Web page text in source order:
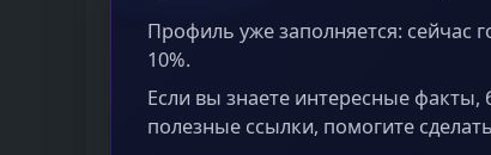
Профиль уже заполняется: сейчас
10%.
Если вы знаете интересные
полезные ссылки, помогите